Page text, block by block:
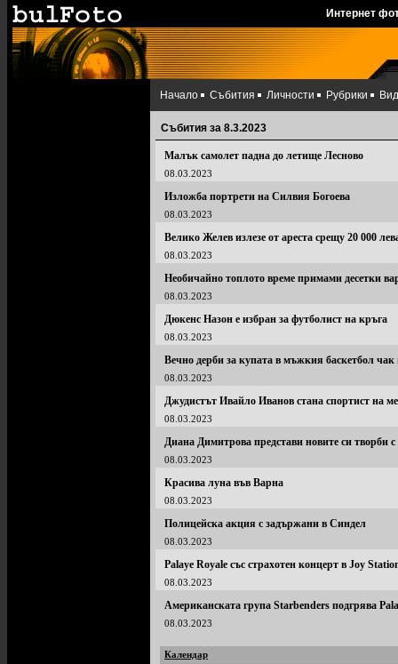
Интернет
Начало Събития Личности Рубрики
Събития за 8.3.2023
Малък самолет падна до летище Лесново
08.03.2023
Изложба портрети на Силвия Богоева
08.03.2023
Велико Желев излезе от ареста срещу 20 000
08.03.2023
Необичайно топлото време примами десетки
08.03.2023
Дюкенс Назон е избран за футболист на кръга
08.03.2023
Вечно дерби за купата в мъжкия баскетбол
08.03.2023
Джудистът Ивайло Иванов стана спортист на
08.03.2023
Диана Димитрова представи новите си творби
08.03.2023
Красива луна във Варна
08.03.2023
Полицейска акция с задържани в Синдел
08.03.2023
Palaye Royale със страхотен концерт в Joy
08.03.2023
Американската група Starbenders подгрява
08.03.2023
Календар